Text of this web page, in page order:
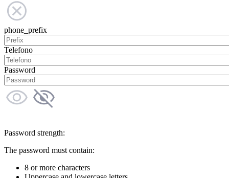
phone_prefix
Telefono
Password
Password strength:
The password must contain:
8 or more characters